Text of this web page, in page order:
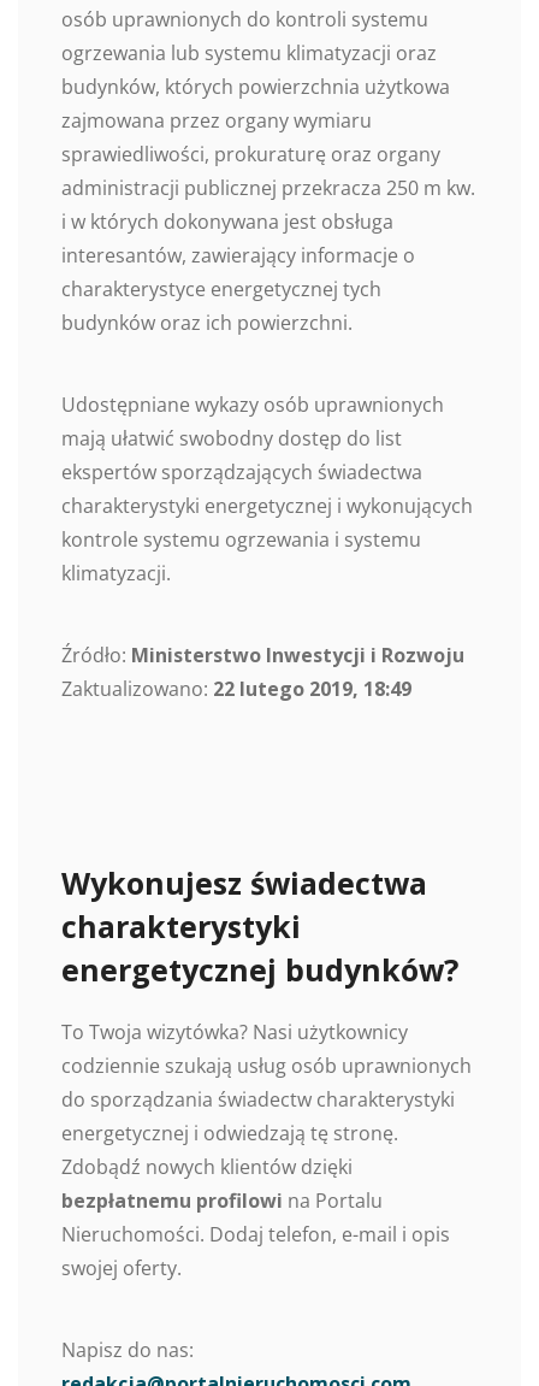
osób uprawnionych do kontroli systemu
ogrzewania lub systemu klimatyzacji oraz
budynków, których powierzchnia użytkowa
zajmowana przez organy wymiaru
sprawiedliwości, prokuraturę oraz organy
administracji publicznej przekracza 250 m kw.
i w których dokonywana jest obsługa
interesantów, zawierający informacje o
charakterystyce energetycznej tych
budynków oraz ich powierzchni.
Udostępniane wykazy osób uprawnionych
mają ułatwić swobodny dostęp do list
ekspertów sporządzających świadectwa
charakterystyki energetycznej i wykonujących
kontrole systemu ogrzewania i systemu
klimatyzacji.
Źródło: Ministerstwo Inwestycji i Rozwoju
Zaktualizowano: 22 lutego 2019, 18:49
Wykonujesz świadectwa
charakterystyki
energetycznej budynków?
To Twoja wizytówka? Nasi użytkownicy
codziennie szukają usług osób uprawnionych
do sporządzania świadectw charakterystyki
energetycznej i odwiedzają tę stronę.
Zdobądź nowych klientów dzięki
bezpłatnemu profilowi na Portalu
Nieruchomości. Dodaj telefon, e-mail i opis
swojej oferty.
Napisz do nas: